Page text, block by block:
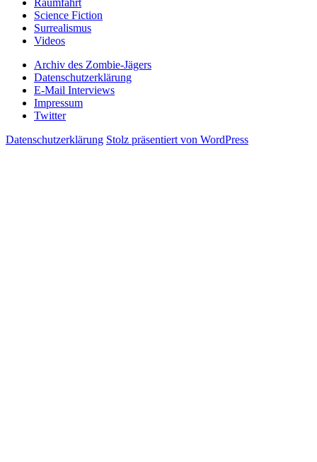
Raumfahrt
Science Fiction
Surrealismus
Videos
Archiv des Zombie-Jägers
Datenschutzerklärung
E-Mail Interviews
Impressum
Twitter
Datenschutzerklärung Stolz präsentiert von WordPress